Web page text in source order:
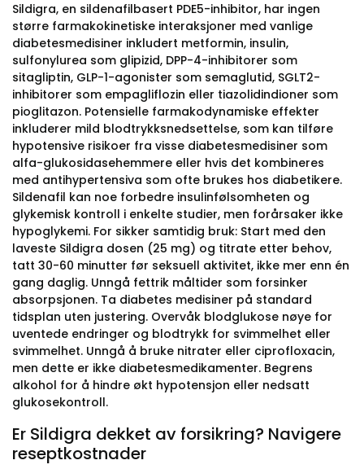
Sildigra, en sildenafilbasert PDE5-inhibitor, har ingen
større farmakokinetiske interaksjoner med vanlige
diabetesmedisiner inkludert metformin, insulin,
sulfonylurea som glipizid, DPP-4-inhibitorer som
sitagliptin, GLP-1-agonister som semaglutid, SGLT2-
inhibitorer som empagliflozin eller tiazolidindioner som
pioglitazon. Potensielle farmakodynamiske effekter
inkluderer mild blodtrykksnedsettelse, som kan tilføre
hypotensive risikoer fra visse diabetesmedisiner som
alfa-glukosidasehemmere eller hvis det kombineres
med antihypertensiva som ofte brukes hos diabetikere.
Sildenafil kan noe forbedre insulinfølsomheten og
glykemisk kontroll i enkelte studier, men forårsaker ikke
hypoglykemi. For sikker samtidig bruk: Start med den
laveste Sildigra dosen (25 mg) og titrate etter behov,
tatt 30-60 minutter før seksuell aktivitet, ikke mer enn én
gang daglig. Unngå fettrik måltider som forsinker
absorpsjonen. Ta diabetes medisiner på standard
tidsplan uten justering. Overvåk blodglukose nøye for
uventede endringer og blodtrykk for svimmelhet eller
svimmelhet. Unngå å bruke nitrater eller ciprofloxacin,
men dette er ikke diabetesmedikamenter. Begrens
alkohol for å hindre økt hypotensjon eller nedsatt
glukosekontroll.
Er Sildigra dekket av forsikring? Navigere
reseptkostnader